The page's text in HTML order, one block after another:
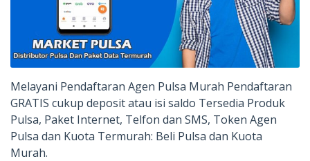
Melayani Pendaftaran Agen Pulsa Murah Pendaftaran
GRATIS cukup deposit atau isi saldo Tersedia Produk
Pulsa, Paket Internet, Telfon dan SMS, Token Agen
Pulsa dan Kuota Termurah: Beli Pulsa dan Kuota
Murah.